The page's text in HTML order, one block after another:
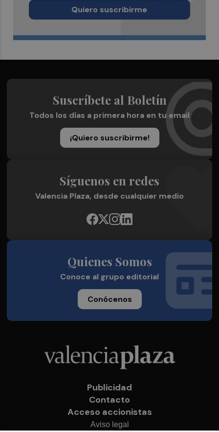
Quiero suscribirme
Suscríbete al Boletín
Todos los días a primera hora en tu email
¡Quiero suscribirme!
Síguenos en redes
Valencia Plaza, desde cualquier medio
Quienes Somos
Conoce al grupo editorial
Conócenos
Publicidad
Contacto
Acceso accionistas
Aviso legal